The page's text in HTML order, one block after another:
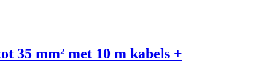
35 mm² met 10 m kabels +